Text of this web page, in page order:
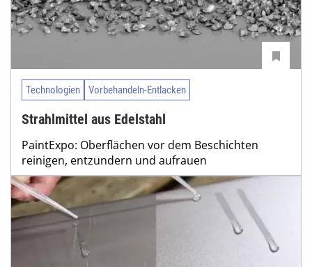
Technologien Vorbehandeln-Entlacken
Strahlmittel aus Edelstahl
PaintExpo: Oberflächen vor dem Beschichten
reinigen, entzundern und aufrauen